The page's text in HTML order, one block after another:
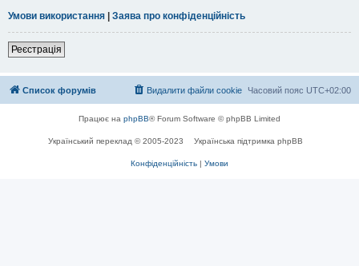
Умови використання | Заява про конфіденційність
Реєстрація
Список форумів Часовий пояс UTC+02:00
Видалити файли cookie
Працює на phpBB® Forum Software © phpBB Limited
Український переклад © 2005-2023 Українська підтримка phpBB
Конфіденційність | Умови